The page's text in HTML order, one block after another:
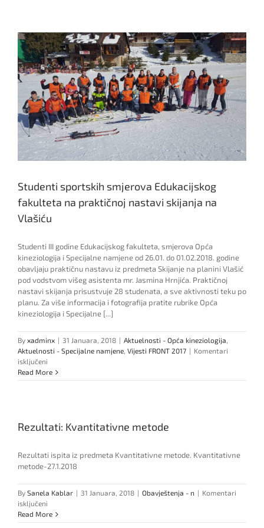
27.01.2018.
godine
Studenti sportskih smjerova Edukacijskog
fakulteta na praktičnoj nastavi skijanja na
Vlašiću
Studenti III godine Edukacijskog fakulteta, smjerova Opća
kineziologija i Specijalne namjene od 26.01. do 01.02.2018. godine
obavljaju praktičnu nastavu iz predmeta Skijanje na planini Vlašić
pod vodstvom višeg asistenta mr. Jasmina Hrnjića. Praktičnoj
nastavi skijanja prisustvuje 28 studenata, a sve aktivnosti teku po
planu. Za više informacija i fotografija pratite rubrike Opća
kineziologija i Specijalne [...]
By xadminx | 31 Januara, 2018 | Aktuelnosti - Opća kineziologija,
Aktuelnosti - Specijalne namjene, Vijesti FRONT 2017 | Komentari
isključeni
Studenti
sportskih
na
skijanja
na
Read More
Rezultati: Kvantitativne metode
Rezultati ispita iz predmeta Kvantitativne metode. Kvantitativne
metode-27.1.2018
By Sanela Kablar | 31 Januara, 2018 | Obavještenja - n | Komentari
isključeni
Rezultati:
Kvantitativne
Read More